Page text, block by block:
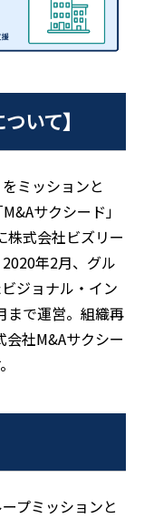
いて】
ミッションと
サクシード」
株式会社ビズリー
年2月、グル
ジョナル・イン
まで運営。組織再
社M&Aサクシー
プミッションと